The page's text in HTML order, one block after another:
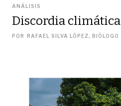
ANÁLISIS
Discordia climática
POR RAFAEL SILVA LÓPEZ, BIÓLOGO